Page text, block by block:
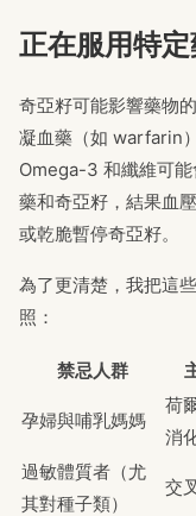
正在服用特
奇亞籽可能影響藥物
凝血藥（如 warfarin
Omega-3 和纖維可
藥和奇亞籽，結果血
或乾脆暫停奇亞籽。
為了更清楚，我把這
照：
禁忌人群
孕婦與哺乳媽媽
荷
消
過敏體質者（尤
其對種子類）
交